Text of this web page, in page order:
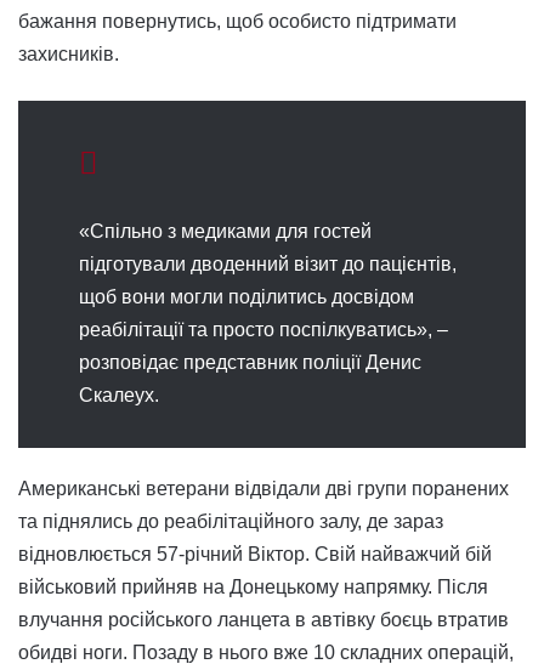
бажання повернутись, щоб особисто підтримати
захисників.
«Спільно з медиками для гостей
підготували дводенний візит до пацієнтів,
щоб вони могли поділитись досвідом
реабілітації та просто поспілкуватись», –
розповідає представник поліції Денис
Скалеух.
Американські ветерани відвідали дві групи поранених
та піднялись до реабілітаційного залу, де зараз
відновлюється 57-річний Віктор. Свій найважчий бій
військовий прийняв на Донецькому напрямку. Після
влучання російського ланцета в автівку боєць втратив
обидві ноги. Позаду в нього вже 10 складних операцій,